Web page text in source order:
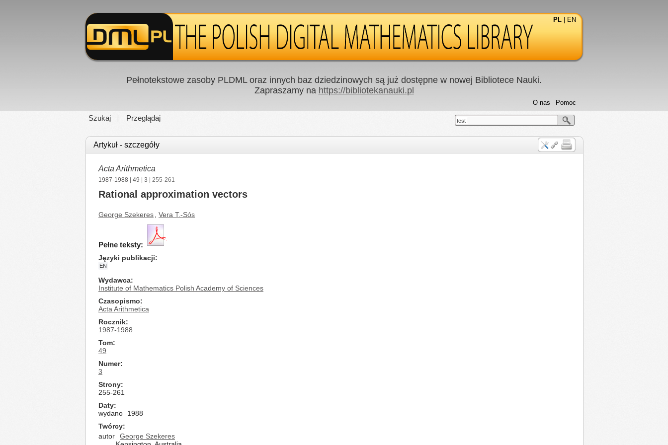
PL EN
Pełnotekstowe zasoby PLDML oraz innych baz dziedzinowych są już dostępne w nowej Bibliotece Nauki.
Zapraszamy na https://bibliotekanauki.pl
Szukaj Przeglądaj
Pomoc
O nas
test
Artykuł - szczegóły
Acta Arithmetica
1987-1988 49 3 | 255-261
Rational approximation vectors
George Szekeres Vera T.-Sós
Pełne teksty:
Języki publikacji
EN
Wydawca
Institute of Mathematics Polish Academy of Sciences
Czasopismo
Acta Arithmetica
Rocznik
1987-1988
Tom
49
Numer
3
Strony
255-261
Daty
wydano
1988
Twórcy
autor
George Szekeres